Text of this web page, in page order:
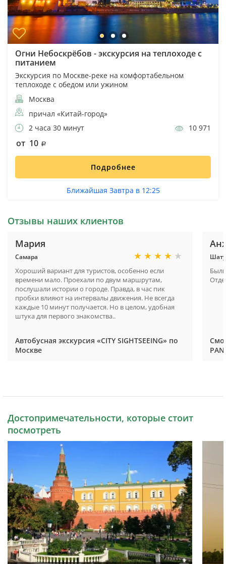
Огни Небоскрёбов - экскурсия на теплоходе с
питанием
Экскурсия по Москве-реке на комфортабельном
теплоходе с обедом или ужином
Москва
причал «Китай-город»
2 часа 30 минут
10 971
от 10
Подробнее
Ближайшая Завтра в 12:25
Отзывы наших клиентов
Мария
Самара
Хороший вариант для туристов, особенно если
времени мало. Проехали по двум маршрутам,
послушали истории о городе. Правда, в час пик
пробки влияют на интервалы движения. Не всегда
каждые 10 минут получается. Но в целом, удобная
штука для первого знакомства..
Автобусная экскурсия «CITY SIGHTSEEING» по
Москве
Достопримечательности, которые стоит
посмотреть